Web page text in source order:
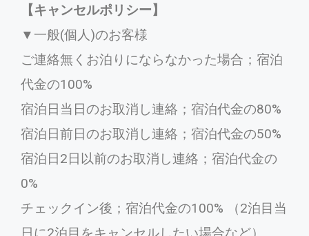
【キャンセルポリシー】
▼一般(個人)のお客様
ご連絡無くお泊りにならなかった場合；宿泊
代金の100%
宿泊日当日のお取消し連絡；宿泊代金の80%
宿泊日前日のお取消し連絡；宿泊代金の50%
宿泊日2日以前のお取消し連絡；宿泊代金の
0%
チェックイン後；宿泊代金の100% （2泊目当
日に2泊目をキャンセルしたい場合など）